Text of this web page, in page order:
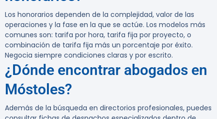
Los honorarios dependen de la complejidad, valor de las
operaciones y la fase en la que se actúe. Los modelos más
comunes son: tarifa por hora, tarifa fija por proyecto, o
combinación de tarifa fija más un porcentaje por éxito.
Negocia siempre condiciones claras y por escrito.
¿Dónde encontrar abogados en
Móstoles?
Además de la búsqueda en directorios profesionales, puedes